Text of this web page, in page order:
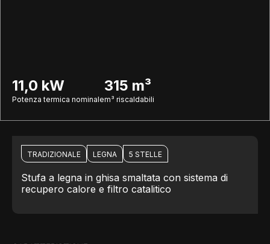
11,0 kW
Potenza termica nominale
315 m³
m³ riscaldabili
TRADIZIONALE LEGNA 5 STELLE
Stufa a legna in ghisa smaltata con sistema di
recupero calore e filtro catalitico